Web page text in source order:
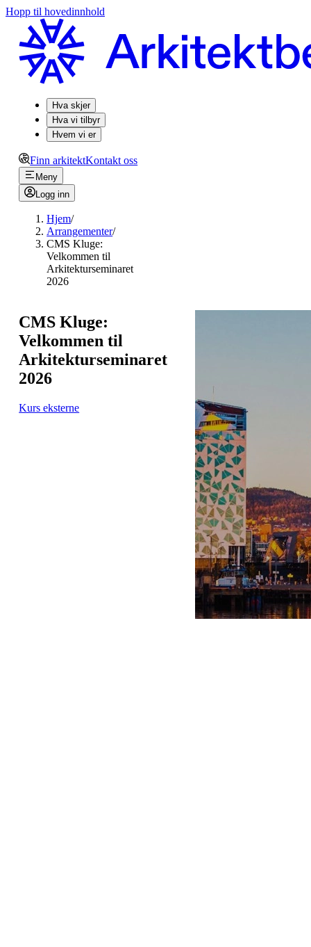
Hopp til hovedinnhold
Hva skjer
Hva vi tilbyr
Hvem vi er
Finn arkitektKontakt oss
Meny
Logg inn
Hjem/
Arrangementer/
CMS Kluge:
Velkommen til
Arkitekturseminaret
2026
CMS Kluge:
Velkommen til
Arkitekturseminaret
2026
Kurs eksterne